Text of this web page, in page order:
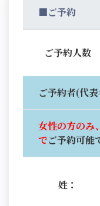
■ご予約
ご予約人数
ご予約者(代
女性の方のみ
でご予約可能
姓：